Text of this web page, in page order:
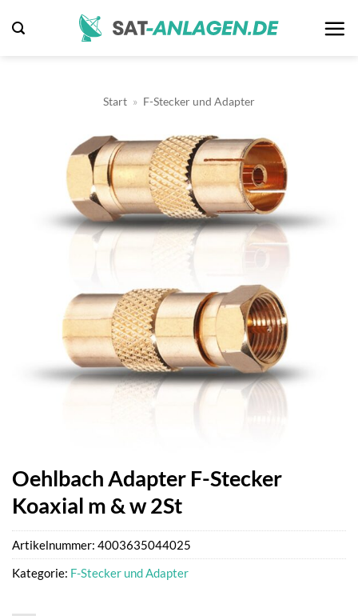
Inhalt
Start » F-Stecker und Adapter
Oehlbach Adapter F-Stecker
Koaxial m & w 2St
Artikelnummer: 4003635044025
Kategorie: F-Stecker und Adapter